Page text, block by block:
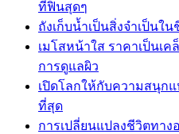
ที่ฟินสุดๆ
ถังเก็บน้ำเป็นสิ่งจำเป็นใ
เมโสหน้าใส ราคาเป็นเ
การดูแลผิว
เปิดโลกให้กับความสนุก
ที่สุด
การเปลี่ยนแปลงชีวิตทา